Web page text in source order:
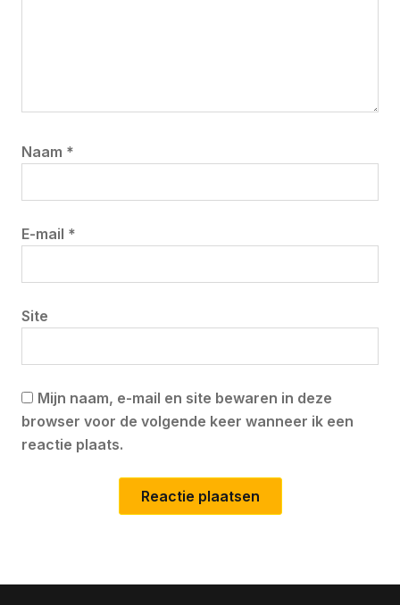
Naam *
E-mail *
Site
Mijn naam, e-mail en site bewaren in deze
browser voor de volgende keer wanneer ik een
reactie plaats.